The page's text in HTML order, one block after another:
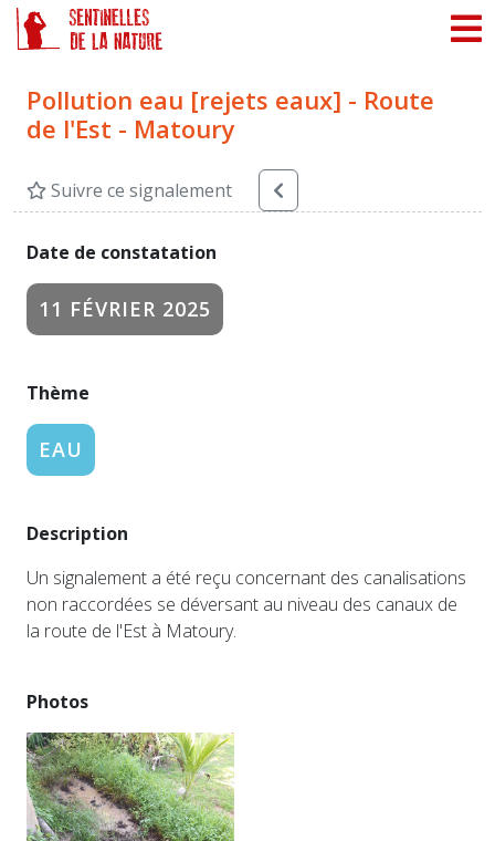
Pollution eau [rejets eaux] - Route
de l'Est - Matoury
Suivre ce signalement
Date de constatation
11 FÉVRIER 2025
Thème
EAU
Description
Un signalement a été reçu concernant des canalisations
non raccordées se déversant au niveau des canaux de
la route de l'Est à Matoury.
Photos
Panneau de gestion des cookies